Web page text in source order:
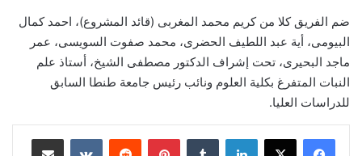
ضم الفريق كلا من كريم محمد المغربى (قائد المشروع)، احمد كمال
البيومى، أية عبد اللطيف الحضرى، محمد صفوت السويسى، عمر
ماجد البحيرى، تحت إشراف الدكتور مصطفى الشيخ، أستاذ علم
النبات المتفرغ بكلية العلوم ونائب رئيس جامعة طنطا السابق
للدراسات العليا.
لينكدإن بينتيريست مشاركة عبر البريد